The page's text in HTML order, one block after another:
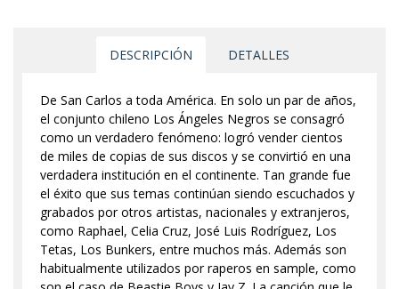
DESCRIPCIÓN DETALLES
De San Carlos a toda América. En solo un par de años,
el conjunto chileno Los Ángeles Negros se consagró
como un verdadero fenómeno: logró vender cientos
de miles de copias de sus discos y se convirtió en una
verdadera institución en el continente. Tan grande fue
el éxito que sus temas continúan siendo escuchados y
grabados por otros artistas, nacionales y extranjeros,
como Raphael, Celia Cruz, José Luis Rodríguez, Los
Tetas, Los Bunkers, entre muchos más. Además son
habitualmente utilizados por raperos en sample, como